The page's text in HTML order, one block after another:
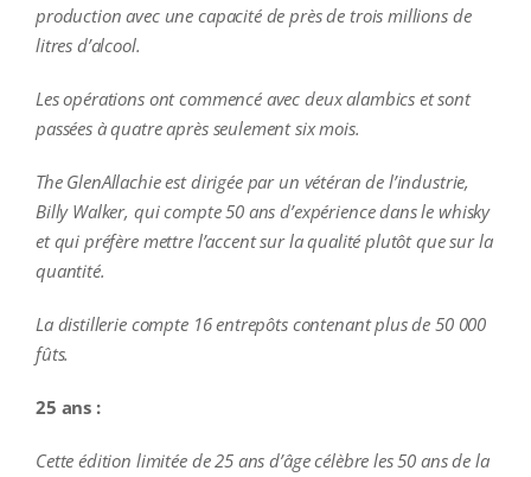
production avec une capacité de près de trois millions de
litres d’alcool.
Les opérations ont commencé avec deux alambics et sont
passées à quatre après seulement six mois.
The GlenAllachie est dirigée par un vétéran de l’industrie,
Billy Walker, qui compte 50 ans d’expérience dans le whisky
et qui préfère mettre l’accent sur la qualité plutôt que sur la
quantité.
La distillerie compte 16 entrepôts contenant plus de 50 000
fûts.
25 ans :
Cette édition limitée de 25 ans d’âge célèbre les 50 ans de la